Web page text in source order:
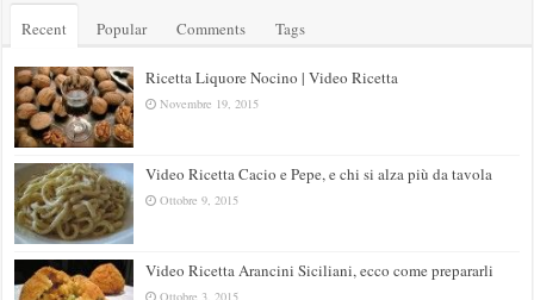
Recent Popular Comments Tags
Ricetta Liquore Nocino | Video Ricetta
Novembre 19, 2015
Video Ricetta Cacio e Pepe, e chi si alza più da tavola
Ottobre 9, 2015
Video Ricetta Arancini Siciliani, ecco come prepararli
Ottobre 3, 2015